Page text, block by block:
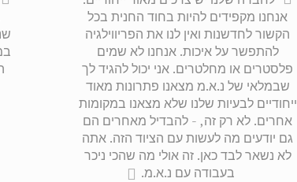
אנחנו מקפידים להיות בחוד החנית בכל
הקשור לחדשנות ואין לנו את הפריווילגיה
להתפשר על איכות. אנחנו לא שמים
פלסטרים או מחלטרים. אני יכול להגיד לך
שבמלאי של נ.א.מ מצאנו פתרונות מאוד
ייחודיים לבעיות שלנו שלא מצאנו במקומות
אחרים. לא רק זה, - להבדיל מאחרים הם
גם יודעים מה לעשות עם הציוד הזה. אתה
לא נשאר לבד כאן. זה אולי מה שהכי ניכר
בעבודה עם נ.א.מ.